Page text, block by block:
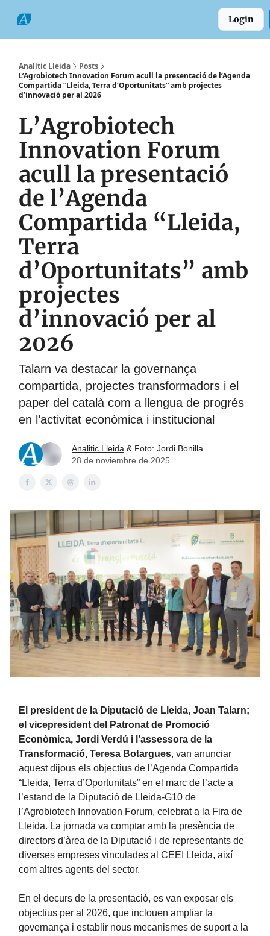
Login
Analític Lleida
Posts
L’Agrobiotech Innovation Forum acull la presentació de l’Agenda
Compartida “Lleida, Terra d’Oportunitats” amb projectes
d’innovació per al 2026
L’Agrobiotech
Innovation Forum
acull la presentació
de l’Agenda
Compartida “Lleida,
Terra
d’Oportunitats” amb
projectes
d’innovació per al
2026
Talarn va destacar la governança
compartida, projectes transformadors i el
paper del català com a llengua de progrés
en l’activitat econòmica i institucional
Analitic Lleida & Foto: Jordi Bonilla
28 de noviembre de 2025
El president de la Diputació de Lleida, Joan Talarn;
el vicepresident del Patronat de Promoció
Econòmica, Jordi Verdú i l’assessora de la
Transformació, Teresa Botargues, van anunciar
aquest dijous els objectius de l’Agenda Compartida
“Lleida, Terra d’Oportunitats” en el marc de l’acte a
l’estand de la Diputació de Lleida-G10 de
l’Agrobiotech Innovation Forum, celebrat a la Fira de
Lleida. La jornada va comptar amb la presència de
directors d’àrea de la Diputació i de representants de
diverses empreses vinculades al CEEI Lleida, així
com altres agents del sector.
En el decurs de la presentació, es van exposar els
objectius per al 2026, que inclouen ampliar la
governança i establir nous mecanismes de suport a la